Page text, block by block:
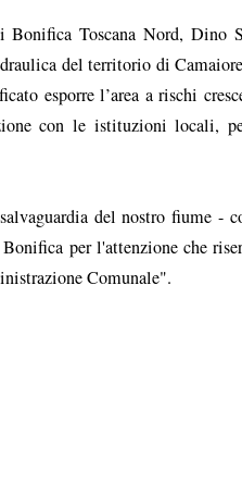
Toscana Nord, Dino
del territorio di
esporre l’area a rischi
con le istituzioni locali,
del nostro fiume -
per l'attenzione che
Comunale".